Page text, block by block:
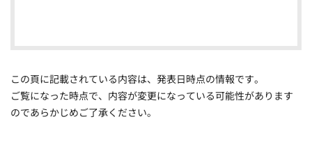
この頁に記載されている内容は、発表日時点の情報です。
ご覧になった時点で、内容が変更になっている可能性があります
のであらかじめご了承ください。